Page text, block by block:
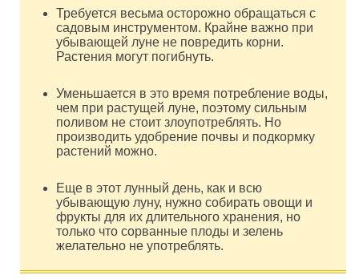
Требуется весьма осторожно обращаться с
садовым инструментом. Крайне важно при
убывающей луне не повредить корни.
Растения могут погибнуть.
Уменьшается в это время потребление воды,
чем при растущей луне, поэтому сильным
поливом не стоит злоупотреблять. Но
производить удобрение почвы и подкормку
растений можно.
Еще в этот лунный день, как и всю
убывающую луну, нужно собирать овощи и
фрукты для их длительного хранения, но
только что сорванные плоды и зелень
желательно не употреблять.